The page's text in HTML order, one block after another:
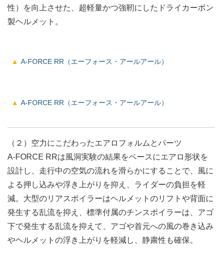
性）を向上させた、超軽量かつ強靭にしたドライカーボン
製ヘルメット。
A-FORCE RR（エーフォース・アールアール）
A-FORCE RR（エーフォース・アールアール）
（２）空力にこだわったエアロフォルムとパーツ
A-FORCE RRは風洞実験の結果をベースにエアロ形状を
設計し、走行中の空気の流れを滑らかにすることで、風に
よる押し込みや浮き上がりを抑え、ライダーの負担を軽
減。大型のリアスポイラーはヘルメットのリフトや背面に
発生する乱流を抑え、標準付属のチンスポイラーは、アゴ
下で発生する乱流を抑えて、アゴや首元への風の巻き込み
やヘルメットの浮き上がりを軽減し、静粛性も確保。